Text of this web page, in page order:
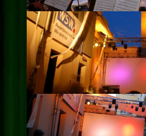
Datenschutz